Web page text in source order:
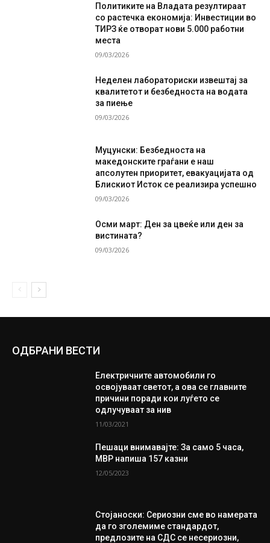
Политиките на Владата резултираат
со растечка економија: Инвестиции во
ТИРЗ ќе отворат нови 5.000 работни
места
09/03/2026
Неделен лабораториски извештај за
квалитетот и безбедноста на водата
за пиење
09/03/2026
Муцунски: Безбедноста на
македонските граѓани е наш
апсолутен приоритет, евакуацијата од
Блискиот Исток се реализира успешно
09/03/2026
Осми март: Ден за цвеќе или ден за
вистината?
09/03/2026
ОДБРАНИ ВЕСТИ
Електричните автомобили го
освојуваат светот, а ова се главните
причини поради кои луѓето се
одлучуваат за нив
11/03/2021
Пешаци внимавајте: За само 5 часа,
МВР напиша 157 казни
12/05/2023
Стојаноски: Сериозни сме во намерата
да го зголемиме стандардот,
предлозите на СДС се несериозни,